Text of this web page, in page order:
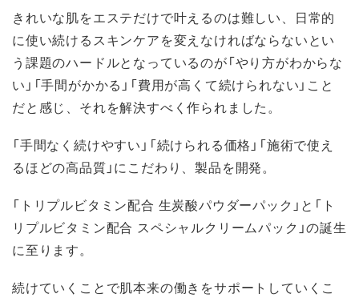
きれいな肌をエステだけで叶えるのは難しい、日常的
に使い続けるスキンケアを変えなければならないとい
う課題のハードルとなっているのが「やり方がわからな
い」「手間がかかる」「費用が高くて続けられない」こと
だと感じ、それを解決すべく作られました。
「手間なく続けやすい」「続けられる価格」「施術で使え
るほどの高品質」にこだわり、製品を開発。
「トリプルビタミン配合 生炭酸パウダーパック」と「ト
リプルビタミン配合 スペシャルクリームパック」の誕生
に至ります。
続けていくことで肌本来の働きをサポートしていくこ